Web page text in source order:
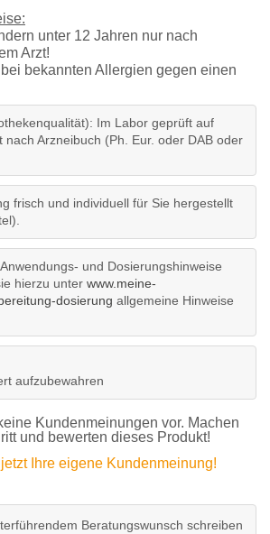
unter 12 Jahren nur nach
Arzt!
bekannten Allergien gegen einen
Im Labor geprüft auf
nach Arzneibuch (Ph. Eur. oder DAB oder
frisch und individuell für Sie hergestellt
und Dosierungshinweise
hierzu unter www.meine-
dosierung allgemeine Hinweise
aufzubewahren
Kundenmeinungen vor. Machen
und bewerten dieses Produkt!
Ihre eigene Kundenmeinung!
Beratungswunsch schreiben